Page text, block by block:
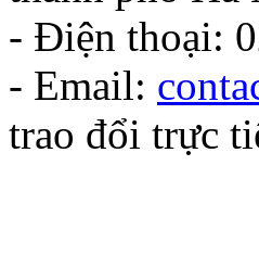
- Điện thoại:
- Email:
trao đổi trực